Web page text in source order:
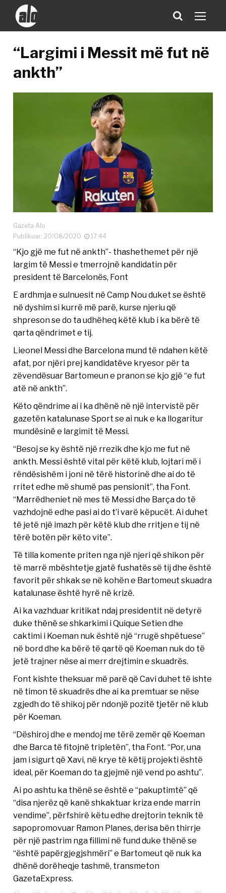
“Largimi i Messit më fut në
ankth”
Gazeta Alo
Publikuar: 20/08/2020
17:44
“Kjo gjë me fut në ankth”- thashethemet për një
largim të Messi e tmerrojnë kandidatin për
president të Barcelonës, Font
E ardhmja e sulnuesit në Camp Nou duket se është
në dyshim si kurrë më parë, kurse njeriu që
shpreson se do ta udhëheq këtë klub i ka bërë të
qarta qëndrimet e tij.
Lieonel Messi dhe Barcelona mund të ndahen këtë
afat, por njëri prej kandidatëve kryesor për ta
zëvendësuar Bartomeun e pranon se kjo gjë “e fut
atë në ankth”.
Këto qëndrime ai i ka dhënë në një intervistë për
gazetën katalunase Sport se ai nuk e ka llogaritur
mundësinë e largimit të Messi.
“Besoj se ky është një rrezik dhe kjo me fut në
ankth. Messi është vital për këtë klub, lojtari më i
rëndësishëm i joni në tërë historinë dhe ai do të
rritet edhe më shumë pas pensionit”, tha Font.
“Marrëdheniet në mes të Messi dhe Barça do të
vazhdojnë edhe pasi ai do t’i varë këpucët. Ai duhet
të jetë një imazh për këtë klub dhe rritjen e tij në
tërë botën për këto vite”.
Të tilla komente priten nga një njeri që shikon për
të marrë mbështetje gjatë fushatës së tij dhe është
favorit për shkak se në kohën e Bartomeut skuadra
katalunase është hyrë në krizë.
Ai ka vazhduar kritikat ndaj presidentit në detyrë
duke thënë se shkarkimi i Quique Setien dhe
caktimi i Koeman nuk është një “rrugë shpëtuese”
në bord dhe ka bërë të qartë që Koeman nuk do të
jetë trajner nëse ai merr drejtimin e skuadrës.
Font kishte theksuar më parë që Cavi duhet të ishte
në timon të skuadrës dhe ai ka premtuar se nëse
zgjedh do të shikoj për ndonjë pozitë tjetër në klub
për Koeman.
“Dëshiroj dhe e mendoj me tërë zemër që Koeman
dhe Barca të fitojnë tripletën”, tha Font. “Por, una
jam i sigurt që Xavi, në krye të këtij projekti është
ideal, për Koeman do ta gjejmë një vend po ashtu”.
Ai po ashtu ka thënë se është e “pakuptimtë” që
“disa njerëz që kanë shkaktuar kriza ende marrin
vendime”, përfshirë këtu edhe drejtorin teknik të
sapopromovuar Ramon Planes, derisa bën thirrje
për një pastrim nga fillimi në fund duke thënë se
“është papërgjegjshmëri” e Bartomeut që nuk ka
dhënë dorëheqje tashmë, transmeton
GazetaExpress.